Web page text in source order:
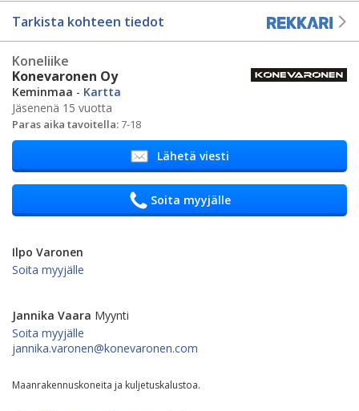
Tarkista kohteen tiedot
Koneliike
Konevaronen Oy
Keminmaa - Kartta
Jäsenenä 15 vuotta
Paras aika tavoitella:7-18
Lähetä viesti
Soita myyjälle
Ilpo Varonen
Soita myyjälle
Jannika Vaara Myynti
Soita myyjälle
jannika.varonen@konevaronen.com
Maanrakennuskoneita ja kuljetuskalustoa.